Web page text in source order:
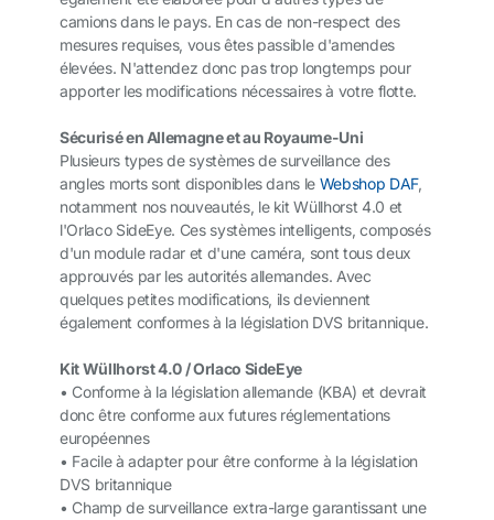
camions dans le pays. En cas de non-respect des
mesures requises, vous êtes passible d'amendes
élevées. N'attendez donc pas trop longtemps pour
apporter les modifications nécessaires à votre flotte.
Sécurisé en Allemagne et au Royaume-Uni
Plusieurs types de systèmes de surveillance des
angles morts sont disponibles dans le Webshop DAF,
notamment nos nouveautés, le kit Wüllhorst 4.0 et
l'Orlaco SideEye. Ces systèmes intelligents, composés
d'un module radar et d'une caméra, sont tous deux
approuvés par les autorités allemandes. Avec
quelques petites modifications, ils deviennent
également conformes à la législation DVS britannique.
Kit Wüllhorst 4.0 / Orlaco SideEye
• Conforme à la législation allemande (KBA) et devrait
donc être conforme aux futures réglementations
européennes
• Facile à adapter pour être conforme à la législation
DVS britannique
• Champ de surveillance extra-large garantissant une